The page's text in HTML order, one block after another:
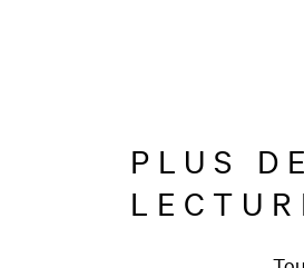
PLUS DE